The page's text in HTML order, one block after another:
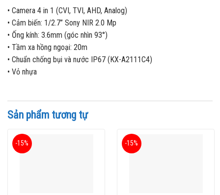
• Camera 4 in 1 (CVI, TVI, AHD, Analog)
• Cảm biến: 1/2.7” Sony NIR 2.0 Mp
• Ống kính: 3.6mm (góc nhìn 93°)
• Tầm xa hồng ngoại: 20m
• Chuẩn chống bụi và nước IP67 (KX-A2111C4)
• Vỏ nhựa
Sản phẩm tương tự
-15% -15%